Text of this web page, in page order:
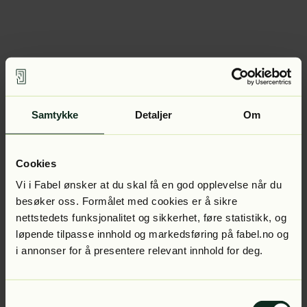
Samtykke Detaljer Om
Cookies
Vi i Fabel ønsker at du skal få en god opplevelse når du
besøker oss. Formålet med cookies er å sikre
nettstedets funksjonalitet og sikkerhet, føre statistikk, og
løpende tilpasse innhold og markedsføring på fabel.no og
i annonser for å presentere relevant innhold for deg.